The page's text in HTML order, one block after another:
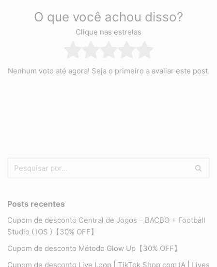
O que você achou disso?
Clique nas estrelas
Nenhum voto até agora! Seja o primeiro a avaliar este post.
Posts recentes
Cupom de desconto Central de Jogos – BACBO + Football
Studio ( IOS )【30% OFF】
Cupom de desconto Método Glow Up【30% OFF】
Cupom de desconto Live Loop | TikTok Shop com IA | Lives